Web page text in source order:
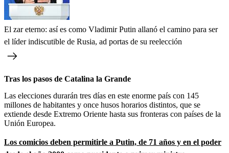
El zar eterno: así es como Vladimir Putin allanó el camino para ser
el líder indiscutible de Rusia, ad portas de su reelección
Tras los pasos de Catalina la Grande
Las elecciones durarán tres días en este enorme país con 145
millones de habitantes y once husos horarios distintos, que se
extiende desde Extremo Oriente hasta sus fronteras con países de la
Unión Europea.
Los comicios deben permitirle a Putin, de 71 años y en el poder